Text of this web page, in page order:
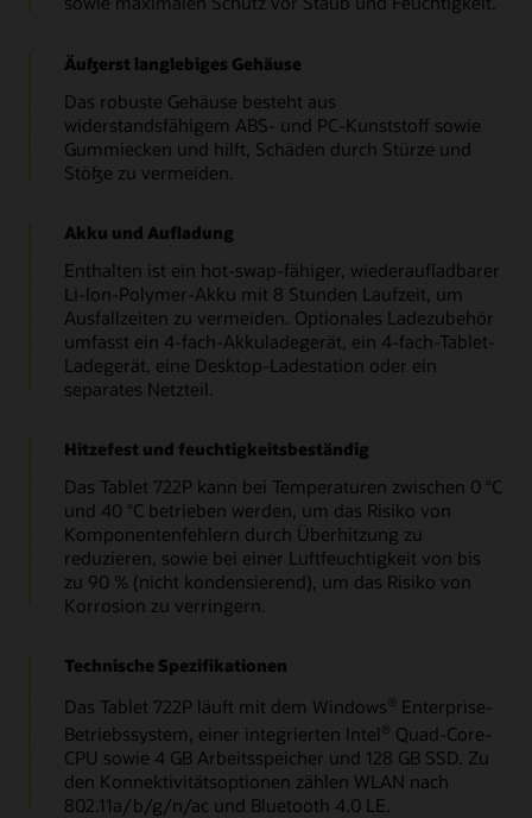
Äußerst langlebiges Gehäuse
Das robuste Gehäuse besteht aus
widerstandsfähigem ABS- und PC-Kunststoff sowie
Gummiecken und hilft, Schäden durch Stürze und
Stöße zu vermeiden.
Akku und Aufladung
Enthalten ist ein hot-swap-fähiger, wiederaufladbarer
Li-Ion-Polymer-Akku mit 8 Stunden Laufzeit, um
Ausfallzeiten zu vermeiden. Optionales Ladezubehör
umfasst ein 4-fach-Akkuladegerät, ein 4-fach-Tablet-
Ladegerät, eine Desktop-Ladestation oder ein
separates Netzteil.
Hitzefest und feuchtigkeitsbeständig
Das Tablet 722P kann bei Temperaturen zwischen 0 °C
und 40 °C betrieben werden, um das Risiko von
Komponentenfehlern durch Überhitzung zu
reduzieren, sowie bei einer Luftfeuchtigkeit von bis
zu 90 % (nicht kondensierend), um das Risiko von
Korrosion zu verringern.
Technische Spezifikationen
Das Tablet 722P läuft mit dem Windows® Enterprise-
Betriebssystem, einer integrierten Intel ® Quad-Core-
CPU sowie 4 GB Arbeitsspeicher und 128 GB SSD. Zu
den Konnektivitätsoptionen zählen WLAN nach
802.11a/b/g/n/ac und Bluetooth 4.0 LE.